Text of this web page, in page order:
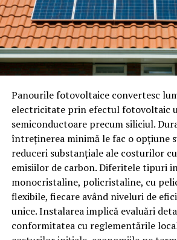
Panourile fotovoltaice convertesc
electricitate prin efectul fotovoltaic
semiconductoare precum siliciul.
întreținerea minimă le fac o opțiune
reduceri substanțiale ale costurilor
emisiilor de carbon. Diferitele tipuri
monocristaline, policristaline, cu
flexibile, fiecare având niveluri de
unice. Instalarea implică evaluări
conformitatea cu reglementările